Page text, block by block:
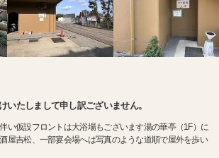
いたしまして申し訳ございません。
い仮設フロントは大浴場もございます湯の華亭（1F）に
屋吉松、一部宴会場へは写真のような道順で屋外を歩い